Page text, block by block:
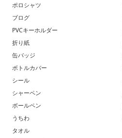
ポロシャツ
ブログ
PVCキーホルダー
折り紙
缶バッジ
ボトルカバー
シール
シャーペン
ボールペン
うちわ
タオル